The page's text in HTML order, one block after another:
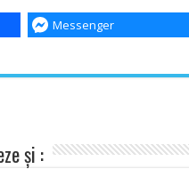
Messenger
și :